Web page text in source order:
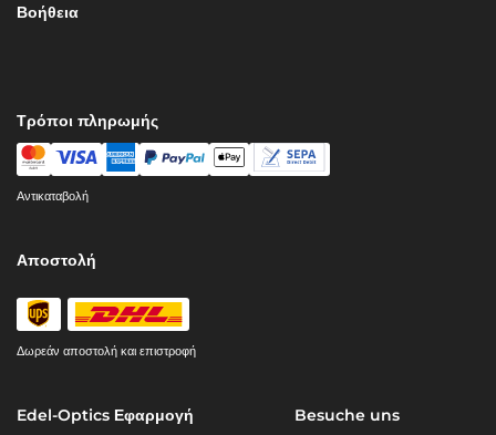
Βοήθεια
Τρόποι πληρωμής
Αντικαταβολή
Αποστολή
Δωρεάν αποστολή και επιστροφή
Edel-Optics Εφαρμογή Besuche uns